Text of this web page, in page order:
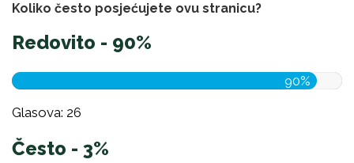
Koliko često posjećujete ovu stranicu?
Redovito - 90%
90%
Glasova: 26
Često - 3%